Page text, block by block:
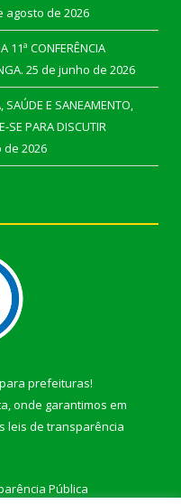
agosto de 2026
11ª CONFERÊNCIA
25 de junho de 2026
SAÚDE E SANEAMENTO,
SE PARA DISCUTIR
de 2026
prefeituras!
onde garantimos em
leis de transparência
Pública